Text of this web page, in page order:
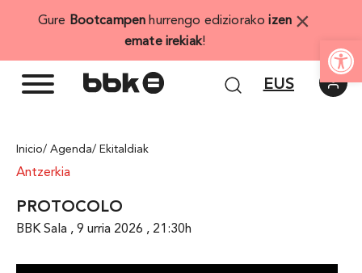
Gure Bootcampen hurrengo ediziorakoizen
emate irekiak!
×
EUS
Inicio/ Agenda/ Ekitaldiak
Antzerkia
PROTOCOLO
BBK Sala , 9 urria 2026 , 21:30h